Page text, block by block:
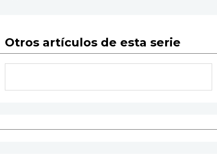
Otros artículos de esta serie